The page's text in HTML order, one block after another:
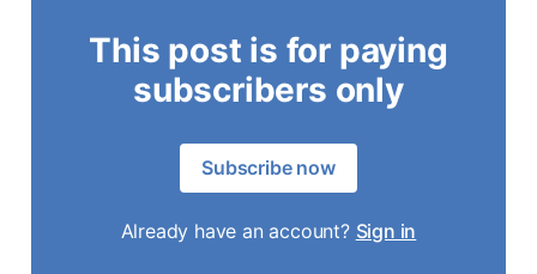
This post is for paying
subscribers only
Subscribe now
Already have an account? Sign in